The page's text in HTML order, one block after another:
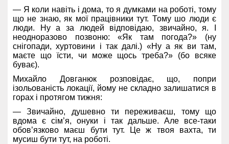
— Я коли навіть і дома, то я думками на роботі, тому
що не знаю, як мої працівники тут. Тому шо люди є
люди. Ну а за людей відповідаю, звичайно, я.
неодноразово позвоню: «Як там погода?» (ну
снігопади, хуртовини і так далі.) «Ну а як ви там,
маєте що їсти, чи може щось треба?» (бо всяке
буває).
Михайло Довганюк розповідає, що, попри
ізольованість локації, йому не складно залишатися в
горах і протягом тижня:
— Звичайно, душевно ти переживаєш, тому що
вдома є сім’я, онуки і так дальше. Але все-таки
обов’язково маєш бути тут. Це ж твоя вахта, ти
мусиш бути тут, на роботі.